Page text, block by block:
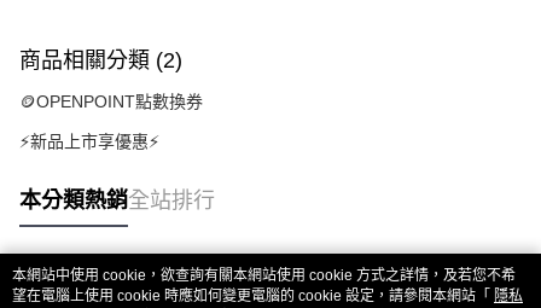
商品相關分類 (2)
🪙OPENPOINT點數換券
⚡新品上市享優惠⚡
本分類熱銷全站排行
熱門標籤
本網站中使用 cookie，欲查詢有關本網站使用 cookie 方式之詳情，及若您不希
望在電腦上使用 cookie 時應如何變更電腦的 cookie 設定，請參閱本網站「 隱私